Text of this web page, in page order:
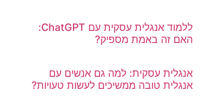
ללמוד אנגלית עסקית עם ChatGPT:
האם זה באמת מספיק?
אנגלית עסקית: למה גם אנשים עם
אנגלית טובה ממשיכים לעשות טעויות?